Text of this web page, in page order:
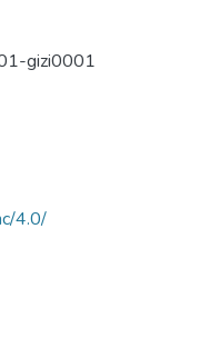
gizi0001
4.0/